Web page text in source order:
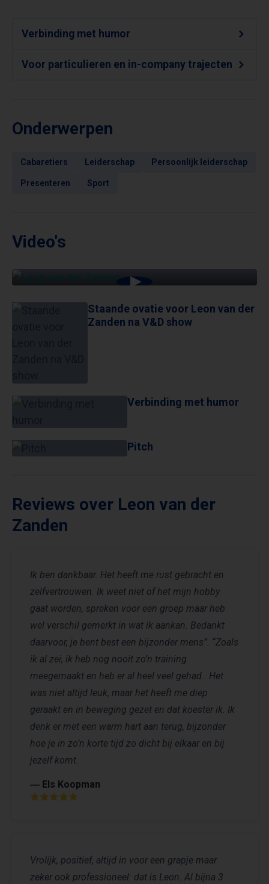
Verbinding met humor
Voor particulieren en in-company trajecten
Onderwerpen
Cabaretiers Leiderschap Persoonlijk leiderschap
Presenteren Sport
Video's
ZANDEN NA V&D SHOW
Staande ovatie voor Leon van der
Zanden na V&D show
Verbinding met humor
Pitch
Reviews over Leon van der
Zanden
Ik ben dankbaar. Het heeft me rust gebracht en
zelfvertrouwen. Ik weet niet of het mijn hobby
gaat worden, spreken voor een groep maar heb
wel verschil gemerkt in wat ik aankan. Bedankt
daarvoor, je bent best een bijzonder mens”. “Zoals
ik al zei, ik heb nog nooit zo’n training
meegemaakt en heb er al heel veel gehad.. Het
was niet altijd leuk, maar het heeft me diep
geraakt en in beweging gezet en dat koester ik. Ik
denk er met een warm hart aan terug, bijzonder
hoe je in zo’n korte tijd zo dicht bij elkaar en bij
jezelf komt.
― Els Koopman
Vrolijk, positief, altijd in voor een grapje maar
zeker ook professioneel: dat is Leon. Al bijna 3